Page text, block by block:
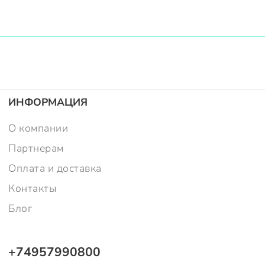
ИНФОРМАЦИЯ
О компании
Партнерам
Оплата и доставка
Контакты
Блог
+74957990800